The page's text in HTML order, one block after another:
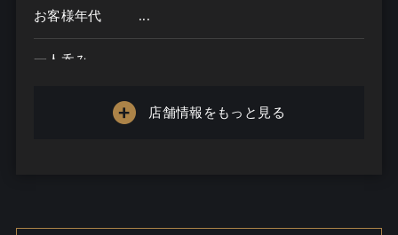
お客様年代 ...
一人呑み
店舗情報をもっと見る